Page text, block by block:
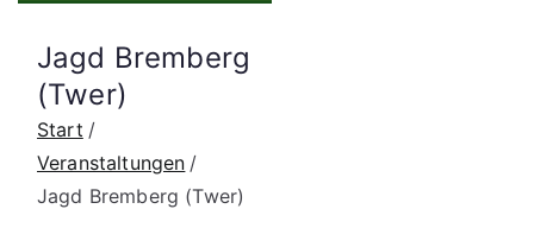
erhu
ndgr
uppe
Saue
Jagd Bremberg
(Twer)
Start
Veranstaltungen
Jagd Bremberg (Twer)